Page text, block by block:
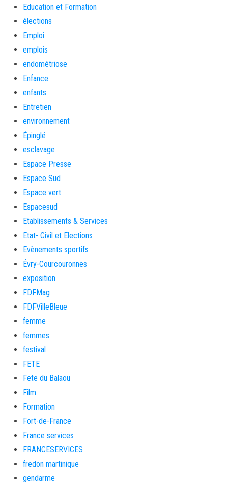
Education et Formation
élections
Emploi
emplois
endométriose
Enfance
enfants
Entretien
environnement
Épinglé
esclavage
Espace Presse
Espace Sud
Espace vert
Espacesud
Etablissements & Services
Etat- Civil et Elections
Evènements sportifs
Évry-Courcouronnes
exposition
FDFMag
FDFVilleBleue
femme
femmes
festival
FETE
Fete du Balaou
Film
Formation
Fort-de-France
France services
FRANCESERVICES
fredon martinique
gendarme